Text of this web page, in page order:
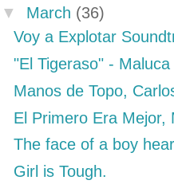
▼ March (36)
Voy a Explotar
"El Tigeraso" -
Manos de Topo,
El Primero Era Mejor,
The face of a boy
Girl is Tough.